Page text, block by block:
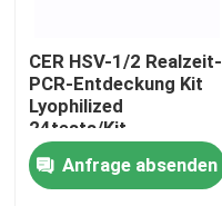
Fabrik-Ausflug
Qualitätskontrolle
CER HSV-1/2 Realzeit-
PCR-Entdeckung Kit
Lyophilized
24tests/Kit
Anfrage absenden